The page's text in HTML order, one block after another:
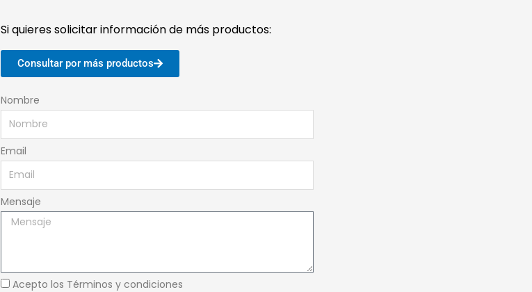
Si quieres solicitar información de más productos:
Consultar por más productos
Nombre
Email
Mensaje
Acepto los Términos y condiciones